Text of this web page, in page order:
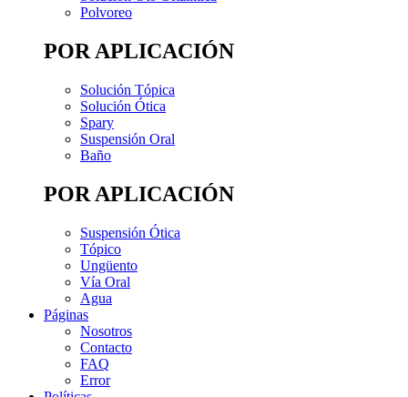
Polvoreo
POR APLICACIÓN
Solución Tópica
Solución Ótica
Spary
Suspensión Oral
Baño
POR APLICACIÓN
Suspensión Ótica
Tópico
Ungüento
Vía Oral
Agua
Páginas
Nosotros
Contacto
FAQ
Error